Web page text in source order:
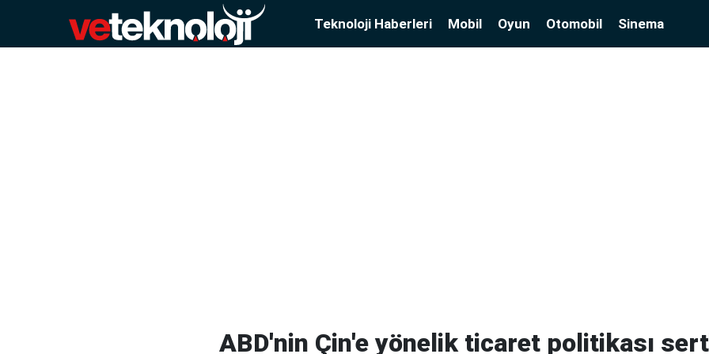
Teknoloji Haberleri Mobil Oyun Otomobil Sinema
ABD'nin Çin'e yönelik ticaret politikası